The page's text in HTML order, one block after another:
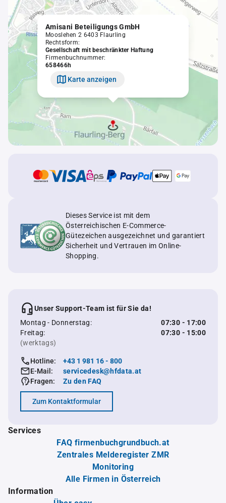
Amisani Beteiligungs GmbH
Mooslehen 2 6403 Flaurling
Rechtsform:
Gesellschaft mit beschränkter Haftung
Firmenbuchnummer:
658466h
Karte anzeigen
Dieses Service ist mit dem
Österreichischen E-Commerce-
Gütezeichen ausgezeichnet und garantiert
Sicherheit und Vertrauen im Online-
Shopping.
Unser Support-Team ist für Sie da!
Montag - Donnerstag:
07:30 - 17:00
Freitag:
07:30 - 15:00
(werktags)
Hotline:
+43 1 981 16 - 800
E-Mail:
servicedesk@hfdata.at
Fragen:
Zu den FAQ
Zum Kontaktformular
Services
FAQ firmenbuchgrundbuch.at
Zentrales Melderegister ZMR
Monitoring
Alle Firmen in Österreich
Information